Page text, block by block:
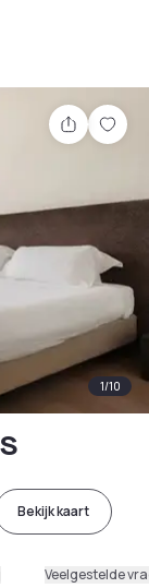
Delen
1/10
Bekijk kaart
Veelgestelde